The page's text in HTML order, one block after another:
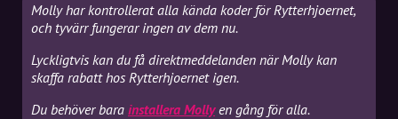
Molly har kontrollerat alla kända koder för Rytterhjoernet,
och tyvärr fungerar ingen av dem nu.
Lyckligtvis kan du få direktmeddelanden när Molly kan
skaffa rabatt hos Rytterhjoernet igen.
Du behöver bara installera Mollyen gång för alla.